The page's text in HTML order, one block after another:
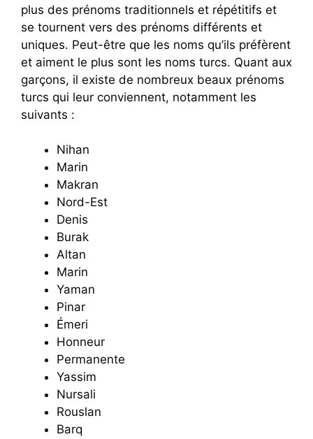
plus des prénoms traditionnels et répétitifs et
se tournent vers des prénoms différents et
uniques. Peut-être que les noms qu’ils préfèrent
et aiment le plus sont les noms turcs. Quant aux
garçons, il existe de nombreux beaux prénoms
turcs qui leur conviennent, notamment les
suivants :
Nihan
Marin
Makran
Nord-Est
Denis
Burak
Altan
Marin
Yaman
Pinar
Émeri
Honneur
Permanente
Yassim
Nursali
Rouslan
Barq